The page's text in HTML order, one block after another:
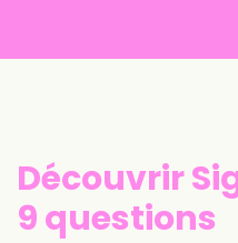
Découvrir
9 questions